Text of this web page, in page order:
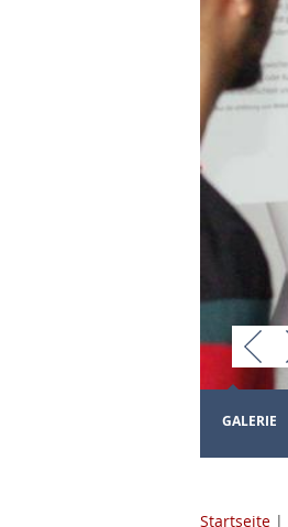
GALERIE
Startseite |